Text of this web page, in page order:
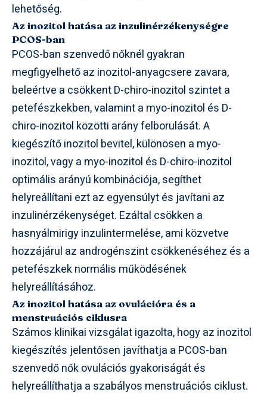
lehetőség.
Az inozitol hatása az inzulinérzékenységre
PCOS-ban
PCOS-ban szenvedő nőknél gyakran
megfigyelhető az inozitol-anyagcsere zavara,
beleértve a csökkent D-chiro-inozitol szintet a
petefészkekben, valamint a myo-inozitol és D-
chiro-inozitol közötti arány felborulását. A
kiegészítő inozitol bevitel, különösen a myo-
inozitol, vagy a myo-inozitol és D-chiro-inozitol
optimális arányú kombinációja, segíthet
helyreállítani ezt az egyensúlyt és javítani az
inzulinérzékenységet. Ezáltal csökken a
hasnyálmirigy inzulintermelése, ami közvetve
hozzájárul az androgénszint csökkenéséhez és a
petefészkek normális működésének
helyreállításához.
Az inozitol hatása az ovulációra és a
menstruációs ciklusra
Számos klinikai vizsgálat igazolta, hogy az inozitol
kiegészítés jelentősen javíthatja a PCOS-ban
szenvedő nők ovulációs gyakoriságát és
helyreállíthatja a szabályos menstruációs ciklust.